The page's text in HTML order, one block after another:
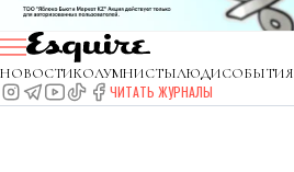
НОВОСТИКОЛУМНИСТЫЛЮДИСОБЫТИЯ
ЧИТАТЬ ЖУРНАЛЫ